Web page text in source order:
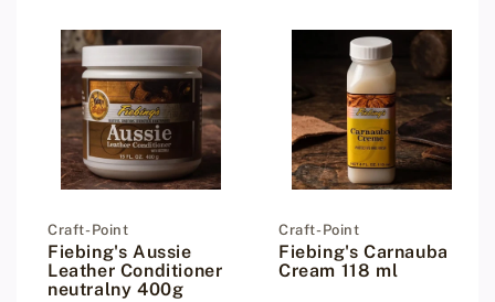
Dostawca:
Craft-Point
Fiebing's Aussie
Leather Conditioner
neutralny 400g
Dostawca:
Craft-Point
Fiebing's Carnauba
Cream 118 ml